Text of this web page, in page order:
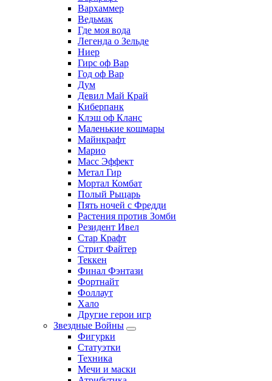
Вархаммер
Ведьмак
Где моя вода
Легенда о Зельде
Ниер
Гирс оф Вар
Год оф Вар
Дум
Девил Май Край
Киберпанк
Клэш оф Кланс
Маленькие кошмары
Майнкрафт
Марио
Масс Эффект
Метал Гир
Мортал Комбат
Полый Рыцарь
Пять ночей с Фредди
Растения против Зомби
Резидент Ивел
Стар Крафт
Стрит Файтер
Теккен
Финал Фэнтази
Фортнайт
Фоллаут
Хало
Другие герои игр
Звездные Войны
Фигурки
Статуэтки
Техника
Мечи и маски